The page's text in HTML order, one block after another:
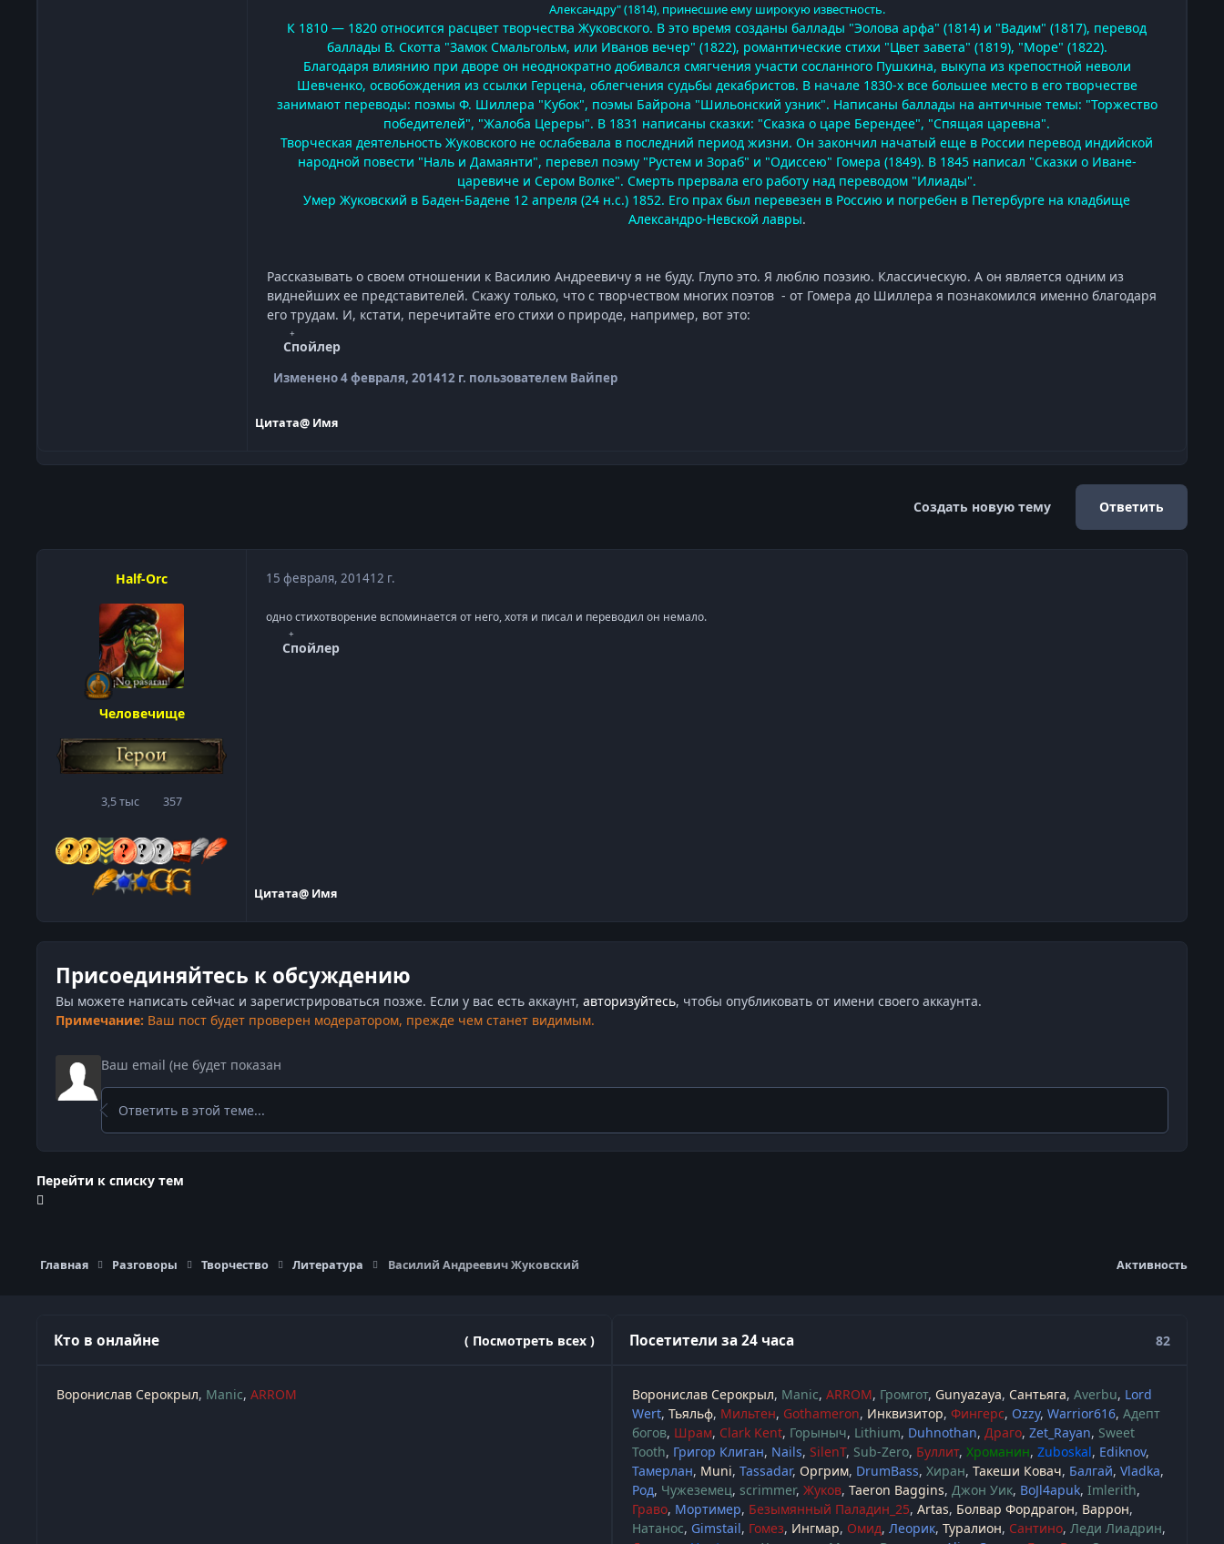
Александру" (1814), принесшие ему широкую известность.
К 1810 — 1820 относится расцвет творчества Жуковского. В это время созданы баллады "Эолова арфа" (1814) и "Вадим" (1817), перевод
баллады В. Скотта "Замок Смальгольм, или Иванов вечер" (1822), романтические стихи "Цвет завета" (1819), "Море" (1822).
Благодаря влиянию при дворе он неоднократно добивался смягчения участи сосланного Пушкина, выкупа из крепостной неволи
Шевченко, освобождения из ссылки Герцена, облегчения судьбы декабристов. В начале 1830-х все большее место в его творчестве
занимают переводы: поэмы Ф. Шиллера "Кубок", поэмы Байрона "Шильонский узник". Написаны баллады на античные темы: "Торжество
победителей", "Жалоба Цереры". В 1831 написаны сказки: "Сказка о царе Берендее", "Спящая царевна".
Творческая деятельность Жуковского не ослабевала в последний период жизни. Он закончил начатый еще в России перевод индийской
народной повести "Наль и Дамаянти", перевел поэму "Рустем и Зораб" и "Одиссею" Гомера (1849). В 1845 написал "Сказки о Иване-
царевиче и Сером Волке". Смерть прервала его работу над переводом "Илиады".
Умер Жуковский в Баден-Бадене 12 апреля (24 н.с.) 1852. Его прах был перевезен в Россию и погребен в Петербурге на кладбище
Александро-Невской лавры.
Рассказывать о своем отношении к Василию Андреевичу я не буду. Глупо это. Я люблю поэзию. Классическую. А он является одним из
виднейших ее представителей. Скажу только, что с творчеством многих поэтов - от Гомера до Шиллера я познакомился именно благодаря
его трудам. И, кстати, перечитайте его стихи о природе, например, вот это:
Спойлер
Изменено4 февраля, 201412 г. пользователем Вайпер
Цитата@ Имя
Создать новую тему Ответить
Half-Orc
Человечище
3,5 тыссообщения
357Репутация
15 февраля, 201412 г.
одно стихотворение вспоминается от него, хотя и писал и переводил он немало.
Спойлер
Цитата@ Имя
Присоединяйтесь к обсуждению
Вы можете написать сейчас и зарегистрироваться позже. Если у вас есть аккаунт, авторизуйтесь, чтобы опубликовать от имени своего аккаунта.
Примечание: Ваш пост будет проверен модератором, прежде чем станет видимым.
Ответить в этой теме...
Перейти к списку тем
Главная Разговоры Творчество Литература Василий Андреевич Жуковский Активность
Кто в онлайне ( Посмотреть всех )
Воронислав Серокрыл Manic ARROM
Посетители за 24 часа 82
Воронислав Серокрыл Manic ARROM Громгот Gunyazaya Сантьяга Averbu Lord
Wert Тьяльф Мильтен Gothameron Инквизитор Фингерс Ozzy Warrior616 Адепт
богов Шрам Clark Kent Горыныч Lithium Duhnothan Драго Zet_Rayan Sweet
Tooth Григор Клиган Nails SilenT Sub-Zero Буллит Хроманин Zuboskal Ediknov
Тамерлан Muni Tassadar Оргрим DrumBass Хиран Такеши Ковач Балгай Vladka
Род Чужеземец scrimmer Жуков Taeron Baggins Джон Уик BoJl4apuk Imlerith
Граво Мортимер Безымянный Паладин_25 Artas Болвар Фордрагон Варрон
Натанос Gimstail Гомез Ингмар Омид Леорик Туралион Сантино Леди Лиадрин